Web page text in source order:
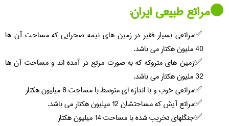
⚫️مراتع طبیعی ایران:
مراتعی بسيار فقير در زمین های نيمه صحرايی که مساحت آن ها
40 مليون هکتار می باشد.
زمین های متروکه که به صورت مرتع در آمده اند و مساحت آن ها
32 مليون هکتار می باشد.
مراتعی خوب و با اندازه ای متوسط با مساحت 8 میلیون هکتار
مراتع آیش که مساحتشان 12 میلیون هکتار می باشد.
جنگلهای تخریب شده با مساحت 14 میلیون هکتار